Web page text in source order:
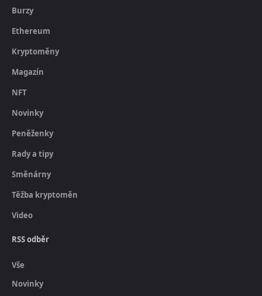
Burzy
Ethereum
Kryptoměny
Magazín
NFT
Novinky
Peněženky
Rady a tipy
Směnárny
Těžba kryptoměn
Video
RSS odběr
Vše
Novinky